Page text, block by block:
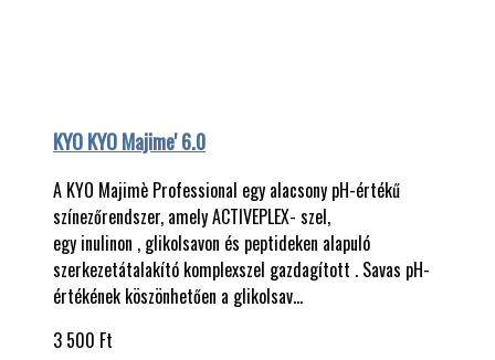
KYO KYO Majime' 6.0
A KYO Majimè Professional egy alacsony pH-értékű
színezőrendszer, amely ACTIVEPLEX- szel,
egy inulinon , glikolsavon és peptideken alapuló
szerkezetátalakító komplexszel gazdagított . Savas pH-
értékének köszönhetően a glikolsav…
3 500 Ft